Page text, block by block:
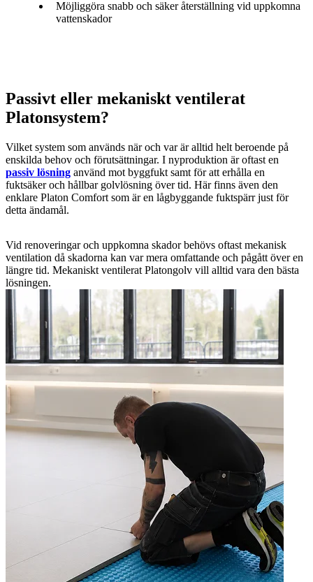
Möjliggöra snabb och säker återställning vid uppkomna
vattenskador
Passivt eller mekaniskt ventilerat
Platonsystem?
Vilket system som används när och var är alltid helt beroende på
enskilda behov och förutsättningar. I nyproduktion är oftast en
passiv lösning använd mot byggfukt samt för att erhålla en
fuktsäker och hållbar golvlösning över tid. Här finns även den
enklare Platon Comfort som är en lågbyggande fuktspärr just för
detta ändamål.
Vid renoveringar och uppkomna skador behövs oftast mekanisk
ventilation då skadorna kan var mera omfattande och pågått över en
längre tid. Mekaniskt ventilerat Platongolv vill alltid vara den bästa
lösningen.